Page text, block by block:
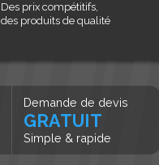
Des prix compétitifs,
des produits de qualité
Demande de devis
GRATUIT
Simple & rapide